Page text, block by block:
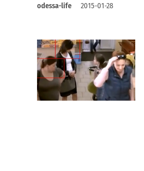
odessa-life 2015-01-28